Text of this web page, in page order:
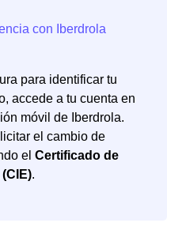
para identificar tu
accede a tu cuenta en
móvil de Iberdrola.
el cambio de
el Certificado de
.